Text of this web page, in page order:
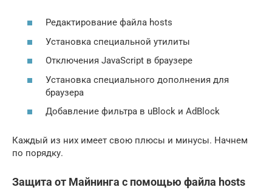
Редактирование файла hosts
Установка специальной утилиты
Отключения JavaScript в браузере
Установка специального дополнения для
браузера
Добавление фильтра в uBlock и AdBlock
Каждый из них имеет свою плюсы и минусы. Начнем
по порядку.
Защита от Майнинга с помощью файла hosts